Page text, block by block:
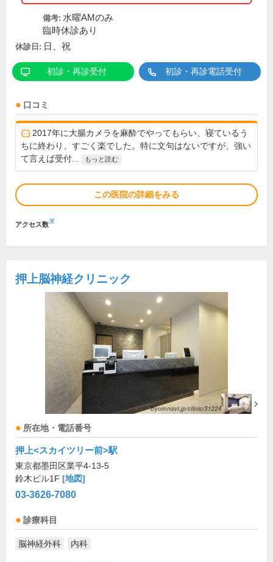
備考: 水曜AMのみ
臨時休診あり
休診日: 日、祝
初診・再診受付 初診・再診電話受付
口コミ
2017年に大腸カメラを麻酔でやってもらい、寝ているう
ちに終わり、すごく楽でした。特に文句はないですが、強い
て言えば受付...
もっと読む
この医院の詳細をみる
アクセス数※
押上脳神経クリニック
所在地・電話番号
押上<スカイツリー前>駅
東京都墨田区業平4-13-5
鈴木ビル1F [地図]
03-3626-7080
診療科目
脳神経外科 内科